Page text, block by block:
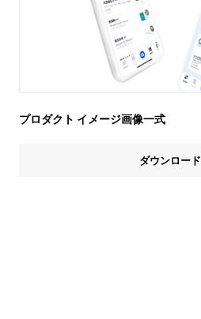
プロダクト イメージ画像一式
ダウンロード